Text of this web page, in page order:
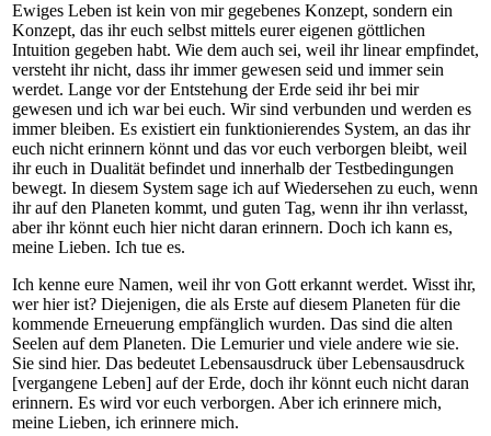
Ewiges Leben ist kein von mir gegebenes Konzept, sondern ein
Konzept, das ihr euch selbst mittels eurer eigenen göttlichen
Intuition gegeben habt. Wie dem auch sei, weil ihr linear empfindet,
versteht ihr nicht, dass ihr immer gewesen seid und immer sein
werdet. Lange vor der Entstehung der Erde seid ihr bei mir
gewesen und ich war bei euch. Wir sind verbunden und werden es
immer bleiben. Es existiert ein funktionierendes System, an das ihr
euch nicht erinnern könnt und das vor euch verborgen bleibt, weil
ihr euch in Dualität befindet und innerhalb der Testbedingungen
bewegt. In diesem System sage ich auf Wiedersehen zu euch, wenn
ihr auf den Planeten kommt, und guten Tag, wenn ihr ihn verlasst,
aber ihr könnt euch hier nicht daran erinnern. Doch ich kann es,
meine Lieben. Ich tue es.
Ich kenne eure Namen, weil ihr von Gott erkannt werdet. Wisst ihr,
wer hier ist? Diejenigen, die als Erste auf diesem Planeten für die
kommende Erneuerung empfänglich wurden. Das sind die alten
Seelen auf dem Planeten. Die Lemurier und viele andere wie sie.
Sie sind hier. Das bedeutet Lebensausdruck über Lebensausdruck
[vergangene Leben] auf der Erde, doch ihr könnt euch nicht daran
erinnern. Es wird vor euch verborgen. Aber ich erinnere mich,
meine Lieben, ich erinnere mich.